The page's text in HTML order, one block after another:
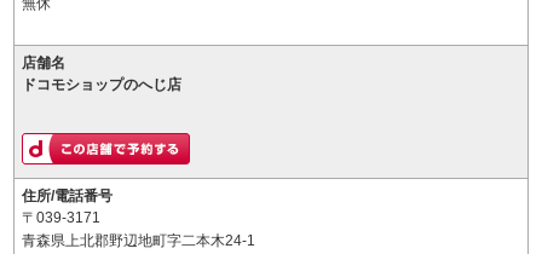
無休
店舗名
ドコモショップのへじ店
住所/電話番号
〒039-3171
青森県上北郡野辺地町字二本木24-1